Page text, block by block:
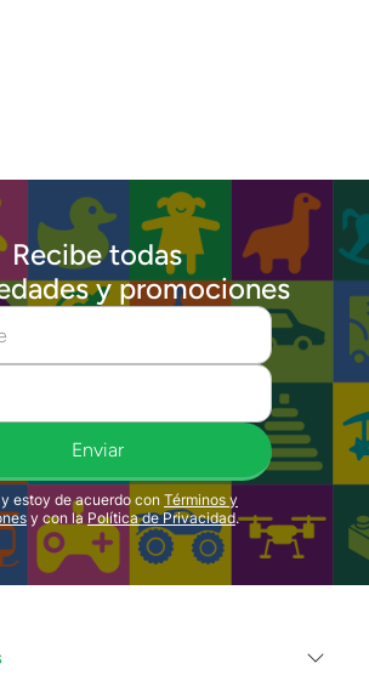
Recibe todas
y promociones
Enviar
estoy de acuerdo con Términos y
y con la Política de Privacidad.